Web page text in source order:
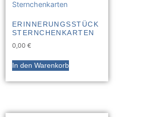
ERINNERUNGSSTÜCK
STERNCHENKARTEN
0,00 €
In den Warenkorb